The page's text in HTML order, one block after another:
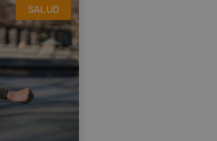
SALUD